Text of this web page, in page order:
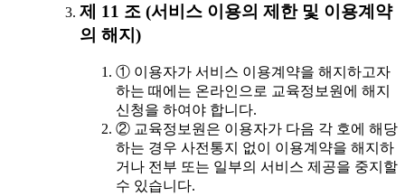
제 11 조 (서비스 이용의 제한 및 이용계약
의 해지)
① 이용자가 서비스 이용계약을 해지하고자
하는 때에는 온라인으로 교육정보원에 해지
신청을 하여야 합니다.
② 교육정보원은 이용자가 다음 각 호에 해당
하는 경우 사전통지 없이 이용계약을 해지하
거나 전부 또는 일부의 서비스 제공을 중지할
수 있습니다.